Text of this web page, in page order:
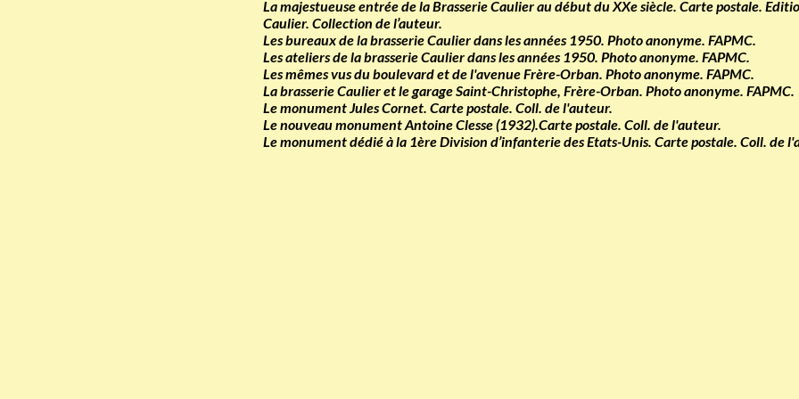
La majestueuse entrée de la Brasserie Caulier au début du XXe siècle. Carte postale.
Caulier. Collection de l’auteur.
Les bureaux de la brasserie Caulier dans les années 1950. Photo anonyme. FAPMC.
Les ateliers de la brasserie Caulier dans les années 1950. Photo anonyme. FAPMC.
Les mêmes vus du boulevard et de l'avenue Frère-Orban. Photo anonyme. FAPMC.
La brasserie Caulier et le garage Saint-Christophe, Frère-Orban. Photo anonyme. FAPMC.
Le monument Jules Cornet. Carte postale. Coll. de l'auteur.
Le nouveau monument Antoine Clesse (1932).Carte postale. Coll. de l'auteur.
Le monument dédié à la 1ère Division d’infanterie des Etats-Unis. Carte postale. Coll. de